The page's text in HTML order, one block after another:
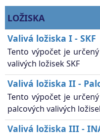
LOŽISKA
Valivá ložiska I - SKF
Tento výpočet je
valivých ložisek SKF
Valivá ložiska II -
Tento výpočet je
palcových valivých
Valivá ložiska III -